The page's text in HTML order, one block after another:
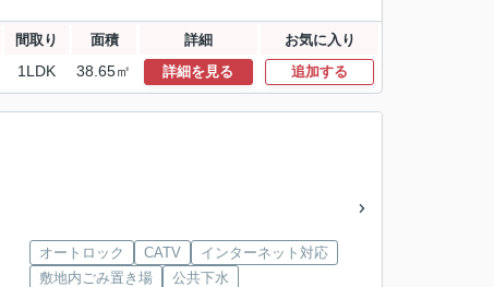
間取り 面積 詳細 お気に入り
1LDK 38.65㎡ 詳細を見る 追加する
オートロック CATV
インターネット対応
敷地内ごみ置き場
公共下水